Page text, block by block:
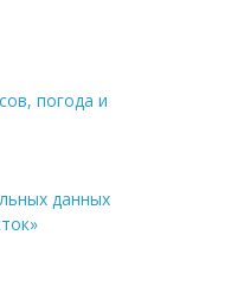
погода и
данных